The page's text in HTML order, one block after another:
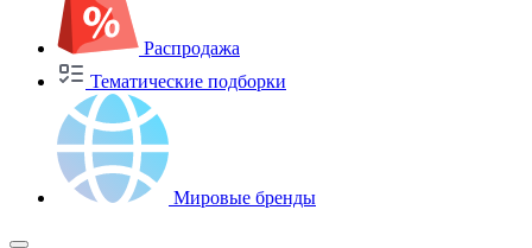
Распродажа
Тематические подборки
Мировые бренды